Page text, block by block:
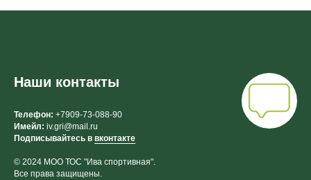
Наши контакты
Телефон: +7909-73-088-90
Имейл: iv.gri@mail.ru
Подписывайтесь в вконтакте
© 2024 МОО ТОС "Ива спортивная".
Все права защищены.